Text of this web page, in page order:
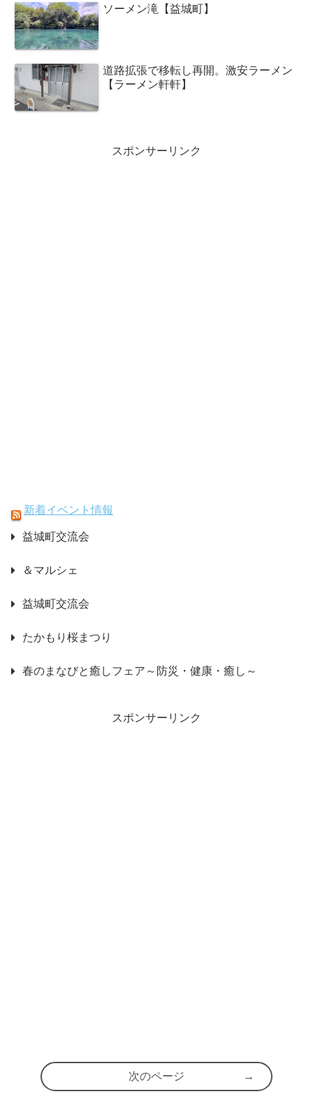
ソーメン滝【益城町】
道路拡張で移転し再開。激安ラーメン
【ラーメン軒軒】
スポンサーリンク
新着イベント情報
益城町交流会
＆マルシェ
益城町交流会
たかもり桜まつり
春のまなびと癒しフェア～防災・健康・癒し～
スポンサーリンク
次のページ